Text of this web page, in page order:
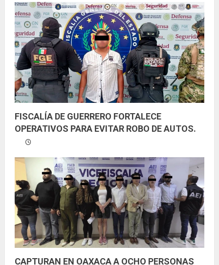
n
d
o
FISCALÍA DE GUERRERO FORTALECE
OPERATIVOS PARA EVITAR ROBO DE AUTOS.
CAPTURAN EN OAXACA A OCHO PERSONAS